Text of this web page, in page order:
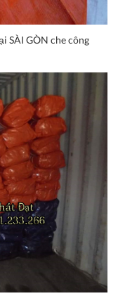
SÀI GÒN che công